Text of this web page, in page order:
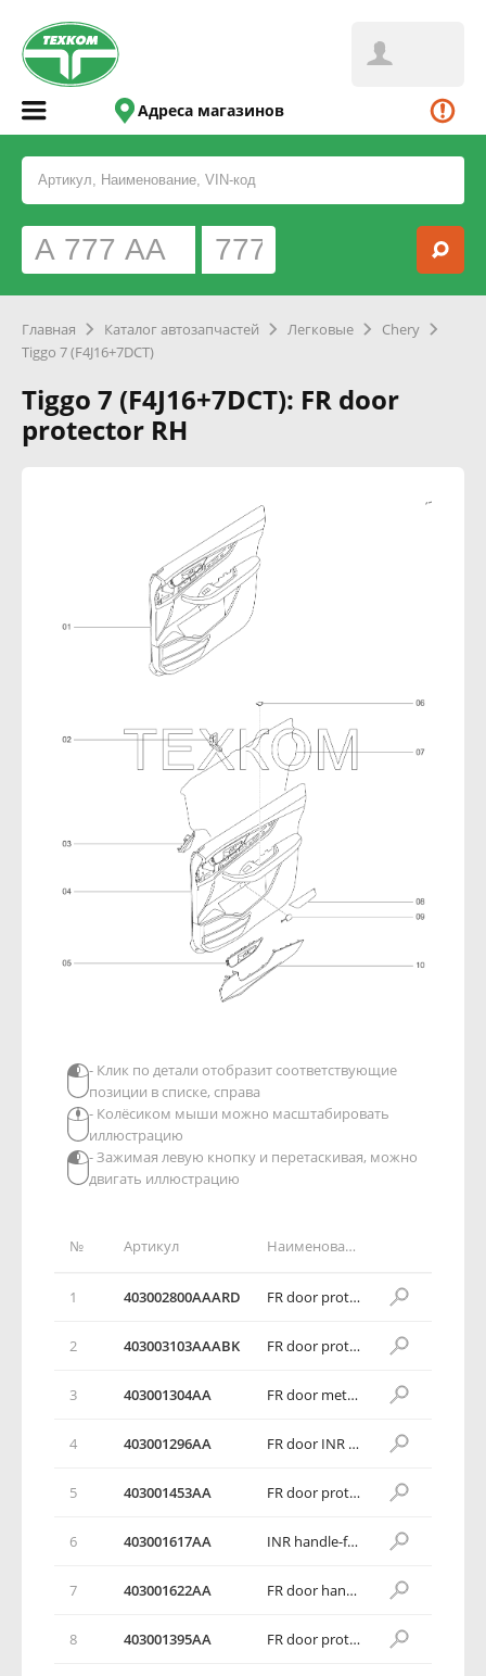
Адреса магазинов
Главная Каталог автозапчастей Легковые
Chery
Tiggo 7 (F4J16+7DCT)
Tiggo 7 (F4J16+7DCT): FR door
protector RH
№ Артикул Наименование детали
1 403002800AAARD FR door protector with switch assy RH
2 403003103AAABK FR door protector with switch assy RH
3 403001304AA FR door metal bracket RH
4 403001296AA FR door INR triangle block assy RH
5 403001453AA FR door protector assy RH
6 403001617AA INR handle-fr door RH
7 403001622AA FR door handle box block cover RH
8 403001395AA FR door protective film assy RH
- Клик по детали отобразит соответствующие
позиции в списке, справа
- Колёсиком мыши можно масштабировать
иллюстрацию
- Зажимая левую кнопку и перетаскивая, можно
двигать иллюстрацию